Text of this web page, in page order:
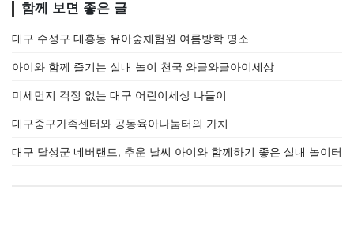
함께 보면 좋은 글
대구 수성구 대흥동 유아숲체험원 여름방학 명소
아이와 함께 즐기는 실내 놀이 천국 와글와글아이세상
미세먼지 걱정 없는 대구 어린이세상 나들이
대구중구가족센터와 공동육아나눔터의 가치
대구 달성군 네버랜드, 추운 날씨 아이와 함께하기 좋은 실내 놀이터